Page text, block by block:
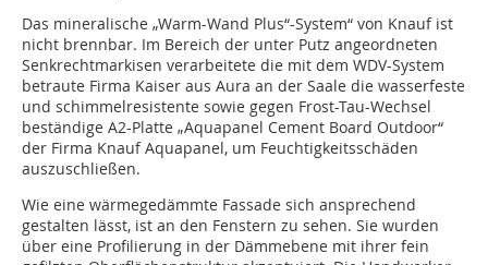
Das mineralische „Warm-Wand Plus“-System“ von Knauf ist
nicht brennbar. Im Bereich der unter Putz angeordneten
Senkrechtmarkisen verarbeitete die mit dem WDV-System
betraute Firma Kaiser aus Aura an der Saale die wasserfeste
und schimmelresistente sowie gegen Frost-Tau-Wechsel
beständige A2-Platte „Aquapanel Cement Board Outdoor“
der Firma Knauf Aquapanel, um Feuchtigkeitsschäden
auszuschließen.
Wie eine wärmegedämmte Fassade sich ansprechend
gestalten lässt, ist an den Fenstern zu sehen. Sie wurden
über eine Profilierung in der Dämmebene mit ihrer fein